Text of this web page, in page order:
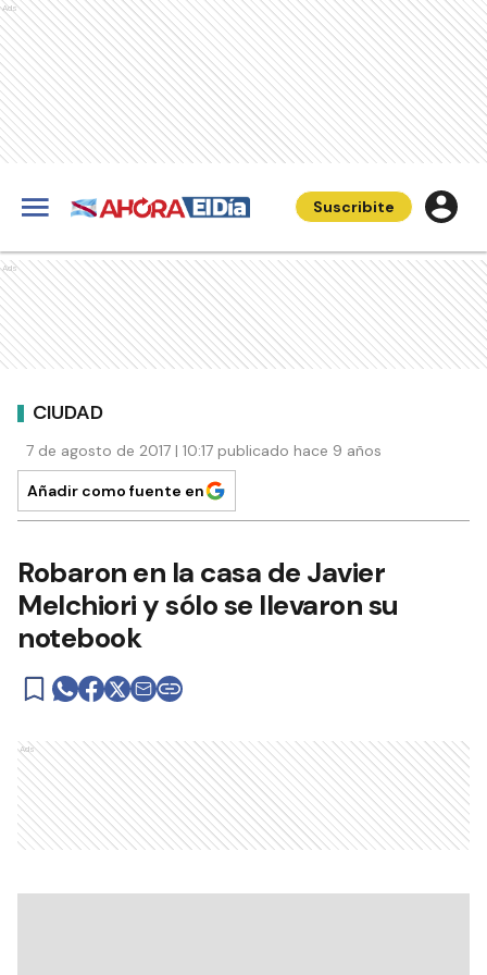
Ads
Suscribite
Ads
CIUDAD
7 de agosto de 2017 | 10:17 publicado hace 9 años
Añadir como fuente en
Robaron en la casa de Javier
Melchiori y sólo se llevaron su
notebook
Ads